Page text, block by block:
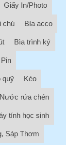
Giấy In/Photo
chú Bìa acco
Bìa trình ký
Pin
quỹ Kéo
Nước rửa chén
tính học sinh
Sáp Thơm